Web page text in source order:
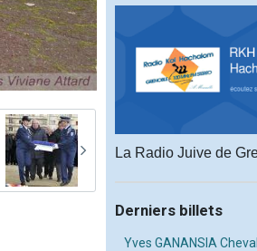
La Radio Juive de
Derniers billets
Yves GANANSIA